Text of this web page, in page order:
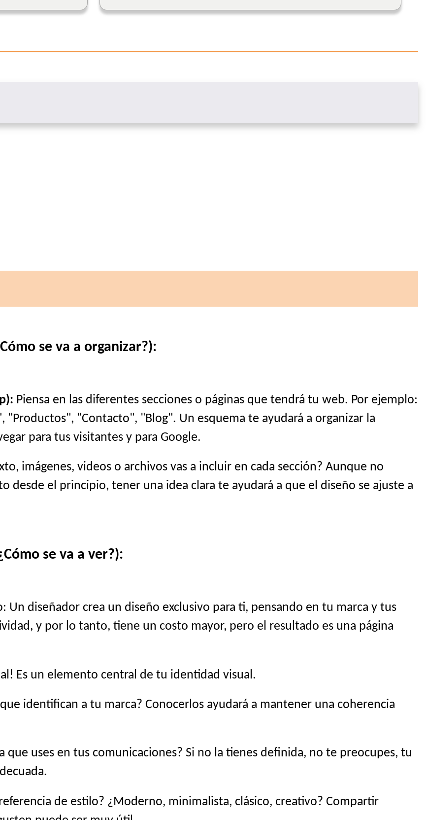
se va a organizar?):
Piensa en las diferentes secciones o páginas que tendrá tu web. Por ejemplo:
"Contacto", "Blog". Un esquema te ayudará a organizar la
para tus visitantes y para Google.
imágenes, videos o archivos vas a incluir en cada sección? Aunque no
desde el principio, tener una idea clara te ayudará a que el diseño se ajuste a
se va a ver?):
Un diseñador crea un diseño exclusivo para ti, pensando en tu marca y tus
y por lo tanto, tiene un costo mayor, pero el resultado es una página
Es un elemento central de tu identidad visual.
identifican a tu marca? Conocerlos ayudará a mantener una coherencia
que uses en tus comunicaciones? Si no la tienes definida, no te preocupes, tu
de estilo? ¿Moderno, minimalista, clásico, creativo? Compartir